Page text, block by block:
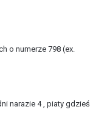
o numerze 798 (ex.
narazie 4 , piaty gdzieś